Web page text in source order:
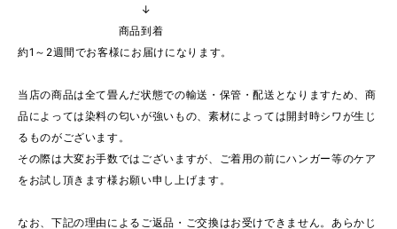
↓
商品到着
約1～2週間でお客様にお届けになります。
当店の商品は全て畳んだ状態での輸送・保管・配送となりますため、商
品によっては染料の匂いが強いもの、素材によっては開封時シワが生じ
るものがございます。
その際は大変お手数ではございますが、ご着用の前にハンガー等のケア
をお試し頂きます様お願い申し上げます。
なお、下記の理由によるご返品・ご交換はお受けできません。あらかじ